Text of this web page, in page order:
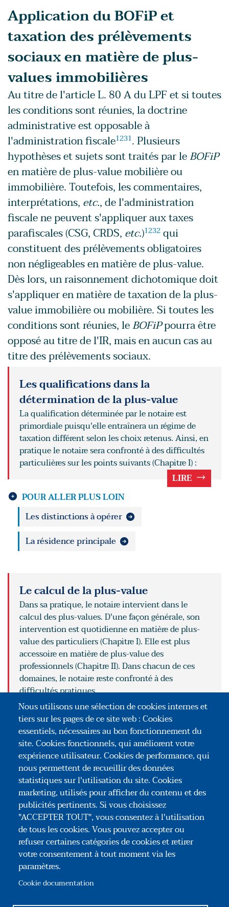
Application du BOFiP et
taxation des prélèvements
sociaux en matière de plus-
values immobilières
Au titre de l'article L. 80 A du LPF et si toutes
les conditions sont réunies, la doctrine
administrative est opposable à
l'administration fiscale1231. Plusieurs
hypothèses et sujets sont traités par leBOFiP
en matière de plus-value mobilière ou
immobilière. Toutefois, les commentaires,
interprétations, etc., de l'administration
fiscale ne peuvent s'appliquer aux taxes
parafiscales (CSG, CRDS, etc.)1232 qui
constituent des prélèvements obligatoires
non négligeables en matière de plus-value.
Dès lors, un raisonnement dichotomique doit
s'appliquer en matière de taxation de la plus-
value immobilière ou mobilière. Si toutes les
conditions sont réunies, leBOFiPpourra être
opposé au titre de l'IR, mais en aucun cas au
titre des prélèvements sociaux.
Les qualifications dans la
détermination de la plus-value
La qualification déterminée par le notaire est
primordiale puisqu'elle entraînera un régime de
taxation différent selon les choix retenus. Ainsi, en
pratique le notaire sera confronté à des difficultés
particulières sur les points suivants (Chapitre I) :
LIRE
POUR ALLER PLUS LOIN
Les distinctions à opérer
La résidence principale
Le calcul de la plus-value
Dans sa pratique, le notaire intervient dans le
calcul des plus-values. D'une façon générale, son
intervention est quotidienne en matière de plus-
value des particuliers (Chapitre I). Elle est plus
accessoire en matière de plus-value des
professionnels (Chapitre II). Dans chacun de ces
domaines, le notaire reste confronté à des
difficultés pratiques.
LIRE
POUR ALLER PLUS LOIN
La plus-value des particuliers
La plus-value des professionnels
Nous utilisons une sélection de cookies internes et
tiers sur les pages de ce site web : Cookies
essentiels, nécessaires au bon fonctionnement du
site. Cookies fonctionnels, qui améliorent votre
expérience utilisateur. Cookies de performance, qui
nous permettent de recueillir des données
statistiques sur l'utilisation du site. Cookies
marketing, utilisés pour afficher du contenu et des
publicités pertinents. Si vous choisissez
"ACCEPTER TOUT", vous consentez à l'utilisation
de tous les cookies. Vous pouvez accepter ou
refuser certaines catégories de cookies et retirer
votre consentement à tout moment via les
paramètres.
Cookie documentation
Association Congrès des Notaires de France
35, rue du Général Foy – 75008 Paris